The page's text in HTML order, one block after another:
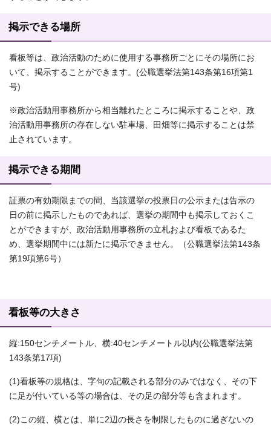
掲示できる場所
看板等は、政治活動のために使用する事務所ごとにその場所にお
いて、掲示することができます。(公職選挙法第143条第16項第1
号)
※政治活動用事務所から相当離れたところに掲示することや、政
治活動用事務所の存在しない駐車場、田畑等に掲示することは禁
止されています。
掲示できる期間
証票の有効期限までの間、当該選挙の投票日の公示または告示の
日の前に掲示したものであれば、選挙の期間中も掲示しておくこ
とができますが、政治活動用事務所の立札および看板であるた
め、選挙期間中には新たに掲示できません。（公職選挙法第143条
第19項第6号）
看板等の大きさ
縦:150センチメートル、横:40センチメートル以内(公職選挙法第
143条第17項)
(1)看板等の規格は、字句の記載される部分のみではなく、その下
に足が付いている等の場合は、その足の部分等も含まれます。
(2)この縦、横とは、単に2辺の長さを制限したものに過ぎないの